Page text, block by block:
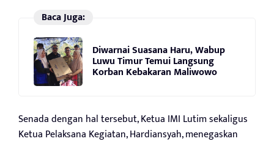
Baca Juga:
Diwarnai Suasana Haru, Wabup
Luwu Timur Temui Langsung
Korban Kebakaran Maliwowo
Senada dengan hal tersebut, Ketua IMI Lutim sekaligus
Ketua Pelaksana Kegiatan, Hardiansyah, menegaskan